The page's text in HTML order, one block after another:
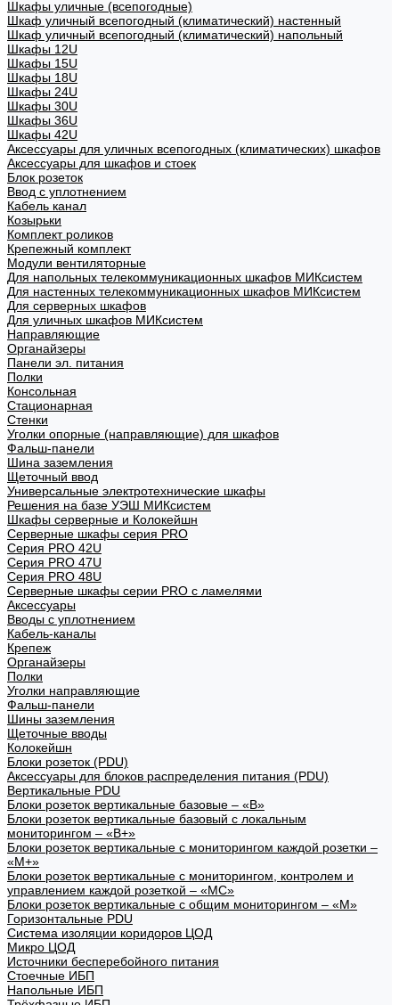
Шкафы уличные (всепогодные)
Шкаф уличный всепогодный (климатический) настенный
Шкаф уличный всепогодный (климатический) напольный
Шкафы 12U
Шкафы 15U
Шкафы 18U
Шкафы 24U
Шкафы 30U
Шкафы 36U
Шкафы 42U
Аксессуары для уличных всепогодных (климатических) шкафов
Аксессуары для шкафов и стоек
Блок розеток
Ввод с уплотнением
Кабель канал
Козырьки
Комплект роликов
Крепежный комплект
Модули вентиляторные
Для напольных телекоммуникационных шкафов МИКсистем
Для настенных телекоммуникационных шкафов МИКсистем
Для серверных шкафов
Для уличных шкафов МИКсистем
Направляющие
Органайзеры
Панели эл. питания
Полки
Консольная
Стационарная
Стенки
Уголки опорные (направляющие) для шкафов
Фальш-панели
Шина заземления
Щеточный ввод
Универсальные электротехнические шкафы
Решения на базе УЭШ МИКсистем
Шкафы серверные и Колокейшн
Серверные шкафы серия PRO
Серия PRO 42U
Серия PRO 47U
Серия PRO 48U
Серверные шкафы серии PRO с ламелями
Аксессуары
Вводы с уплотнением
Кабель-каналы
Крепеж
Органайзеры
Полки
Уголки направляющие
Фальш-панели
Шины заземления
Щеточные вводы
Колокейшн
Блоки розеток (PDU)
Аксессуары для блоков распределения питания (PDU)
Вертикальные PDU
Блоки розеток вертикальные базовые – «В»
Блоки розеток вертикальные базовый с локальным
мониторингом – «В+»
Блоки розеток вертикальные с мониторингом каждой розетки –
«М+»
Блоки розеток вертикальные с мониторингом, контролем и
управлением каждой розеткой – «МС»
Блоки розеток вертикальные с общим мониторингом – «М»
Горизонтальные PDU
Система изоляции коридоров ЦОД
Микро ЦОД
Источники бесперебойного питания
Стоечные ИБП
Напольные ИБП